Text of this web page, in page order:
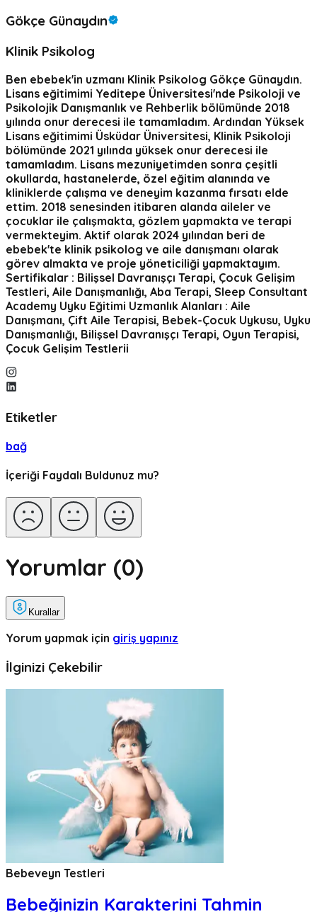
Gökçe Günaydın
Klinik Psikolog
Ben ebebek'in uzmanı Klinik Psikolog Gökçe Günaydın.
Lisans eğitimimi Yeditepe Üniversitesi'nde Psikoloji ve
Psikolojik Danışmanlık ve Rehberlik bölümünde 2018
yılında onur derecesi ile tamamladım. Ardından Yüksek
Lisans eğitimimi Üsküdar Üniversitesi, Klinik Psikoloji
bölümünde 2021 yılında yüksek onur derecesi ile
tamamladım. Lisans mezuniyetimden sonra çeşitli
okullarda, hastanelerde, özel eğitim alanında ve
kliniklerde çalışma ve deneyim kazanma fırsatı elde
ettim. 2018 senesinden itibaren alanda aileler ve
çocuklar ile çalışmakta, gözlem yapmakta ve terapi
vermekteyim. Aktif olarak 2024 yılından beri de
ebebek'te klinik psikolog ve aile danışmanı olarak
görev almakta ve proje yöneticiliği yapmaktayım.
Sertifikalar : Bilişsel Davranışçı Terapi, Çocuk Gelişim
Testleri, Aile Danışmanlığı, Aba Terapi, Sleep Consultant
Academy Uyku Eğitimi Uzmanlık Alanları : Aile
Danışmanı, Çift Aile Terapisi, Bebek-Çocuk Uykusu, Uyku
Danışmanlığı, Bilişsel Davranışçı Terapi, Oyun Terapisi,
Çocuk Gelişim Testlerii
Etiketler
bağ
İçeriği Faydalı Buldunuz mu?
Yorumlar (0)
Kurallar
Yorum yapmak için giriş yapınız
İlginizi Çekebilir
Bebeveyn Testleri
Bebeğinizin Karakterini Tahmin